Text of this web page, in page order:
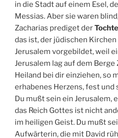
in die Stadt auf einem Esel,
Messias. Aber sie waren
Zacharias prediget der
das ist, der jüdischen
Jerusalem vorgebildet, weil
Jerusalem lag auf dem Berge
Heiland bei dir einziehen, so
erhabenes Herzens, fest und
Du mußt sein ein Jerusalem,
das Reich Gottes ist nicht
im heiligen Geist. Du mußt
Aufwärterin, die mit David